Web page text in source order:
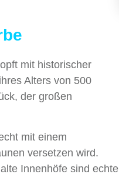
mit historischer
Alters von 500
der großen
mit einem
versetzen wird.
Innenhöfe sind echte